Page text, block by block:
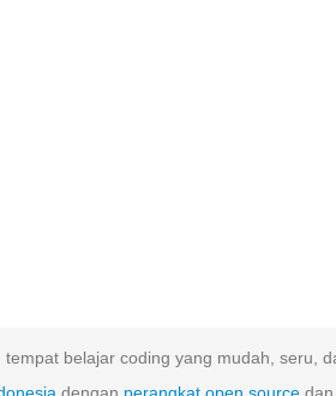
tempat belajar coding yang mudah, seru,